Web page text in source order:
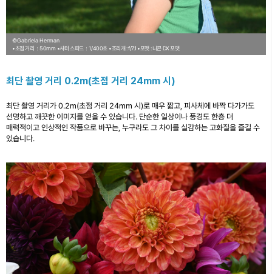
©Gabriela Herman
•초점 거리：50mm •셔터 스피드：1/400초 •조리개 : f/7.1 •포맷 : 니콘 DX 포맷
최단 촬영 거리 0.2m(초점 거리 24mm 시)
최단 촬영 거리가 0.2m(초점 거리 24mm 시)로 매우 짧고, 피사체에 바짝 다가가도
선명하고 깨끗한 이미지를 얻을 수 있습니다. 단순한 일상이나 풍경도 한층 더
매력적이고 인상적인 작품으로 바꾸는, 누구라도 그 차이를 실감하는 고화질을 즐길 수
있습니다.